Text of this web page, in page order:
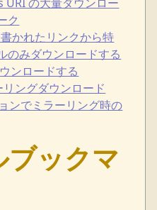
ク
かれたリンクから特
のみダウンロードする
ンロードする
ングダウンロード
ンでミラーリング時の
ブックマ